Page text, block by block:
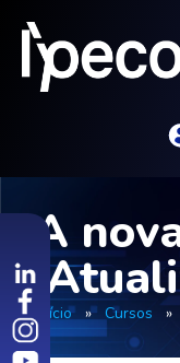
A
Início» Cursos »